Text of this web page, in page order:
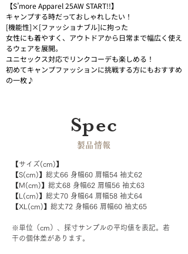
【S’more Apparel 25AW START!!】
キャンプする時だっておしゃれしたい！
[機能性]×[ファッショナブル]に拘った
女性にも着やすく、アウトドアから日常まで幅広く使え
るウェアを展開。
ユニセックス対応でリンクコーデも楽しめる！
初めてキャンプファッションに挑戦する方にもおすすめ
の一枚♪
Spec
​製品情報
【サイズ(cm)】
【S(cm)】総丈66 身幅60 肩幅54 袖丈62
【M(cm)】総丈68 身幅62 肩幅56 袖丈63
【L(cm)】総丈70 身幅64 肩幅58 袖丈64
【XL(cm)】総丈72 身幅66 肩幅60 袖丈65
※単位（cm）、採寸サンプルの平均値を表記。若
干の個体差があります。